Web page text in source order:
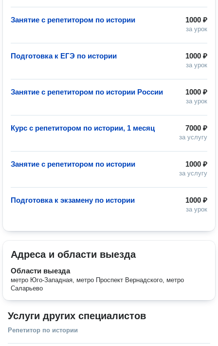
1000 ₽
за урок
Занятие с репетитором по истории
1000 ₽
за урок
Подготовка к ЕГЭ по истории
1000 ₽
за урок
Занятие с репетитором по истории России
7000 ₽
за услугу
Курс с репетитором по истории, 1 месяц
1000 ₽
за услугу
Занятие с репетитором по истории
1000 ₽
за урок
Подготовка к экзамену по истории
Адреса и области выезда
Области выезда
метро Юго-Западная, метро Проспект Вернадского, метро
Саларьево
Услуги других специалистов
Репетитор по истории